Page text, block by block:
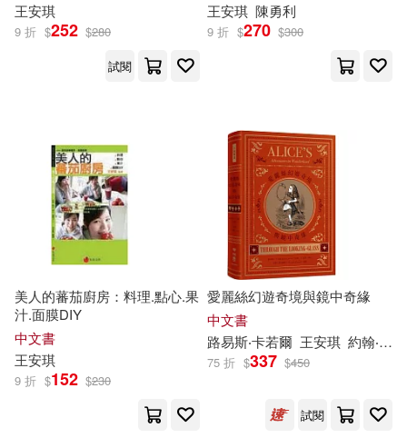
王安琪
9 折 $252 $280
試閱
王安琪 陳勇利
9 折 $270 $300
美人的蕃茄廚房：料理.點心.果
汁.面膜DIY
中文書
王安琪
9 折 $152 $230
愛麗絲幻遊奇境與鏡中奇緣
中文書
路易斯‧卡若爾 王安琪 約翰‧譚尼爾（John Tenniel）
75 折 $337 $450
試閱